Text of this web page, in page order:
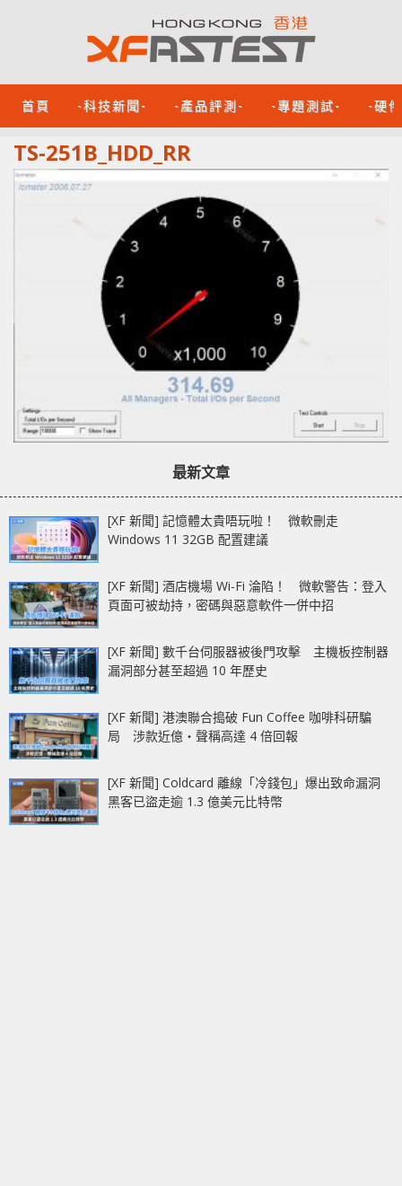
首頁 -科技新聞- -產品評測- -專題測試- -硬
TS-251B_HDD_RR
最新文章
[XF 新聞] 記憶體太貴唔玩啦！ 微軟刪走
Windows 11 32GB 配置建議
[XF 新聞] 酒店機場 Wi-Fi 淪陷！ 微軟警告：登入
頁面可被劫持，密碼與惡意軟件一併中招
[XF 新聞] 數千台伺服器被後門攻擊 主機板控制器
漏洞部分甚至超過 10 年歷史
[XF 新聞] 港澳聯合搗破 Fun Coffee 咖啡科研騙
局 涉款近億‧聲稱高達 4 倍回報
[XF 新聞] Coldcard 離線「冷錢包」爆出致命漏洞
黑客已盜走逾 1.3 億美元比特幣